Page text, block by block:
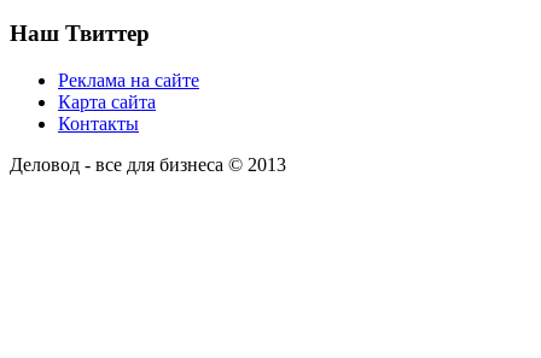
Наш Твиттер
Реклама на сайте
Карта сайта
Контакты
Деловод - все для бизнеса © 2013